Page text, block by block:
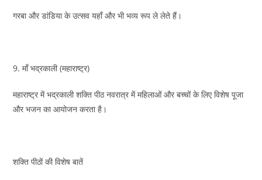
गरबा और डांडिया के उत्सव यहाँ और भी भव्य रूप ले लेते हैं।
9. माँ भद्रकाली (महाराष्ट्र)
महाराष्ट्र में भद्रकाली शक्ति पीठ नवरात्र में महिलाओं और बच्चों के लिए विशेष पूजा
और भजन का आयोजन करता है।
शक्ति पीठों की विशेष बातें